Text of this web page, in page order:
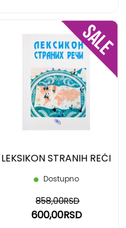
LEKSIKON STRANIH REČI
Dostupno
600,00RSD
858,00RSD
NA